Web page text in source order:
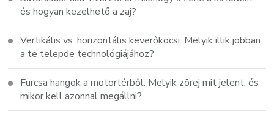
és hogyan kezelhető a zaj?
Vertikális vs. horizontális keverőkocsi: Melyik illik jobban
a te telepde technológiájához?
Furcsa hangok a motortérből: Melyik zörej mit jelent, és
mikor kell azonnal megállni?